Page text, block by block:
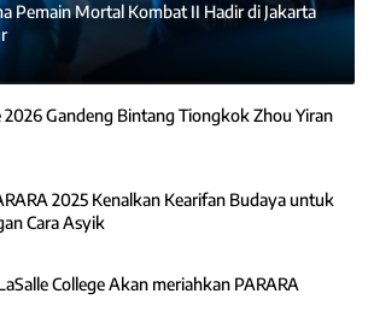
Pemain Mortal Kombat II Hadir di Jakarta
Gandeng Bintang Tiongkok Zhou Yiran
2025 Kenalkan Kearifan Budaya untuk
Cara Asyik
College Akan meriahkan PARARA